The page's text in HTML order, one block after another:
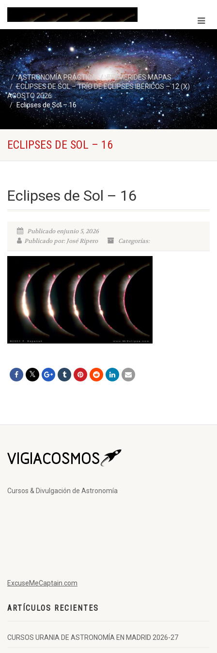
ASTRONOMÍA PRÁCTICA
EFEMERIDES MAPAS
ECLIPSES DE SOL – TRÍO DE ECLIPSES IBÉRICOS – 12 (X)
AGOSTO 2026
Eclipses de Sol – 16
ECLIPSES DE SOL – 16
Eclipses de Sol – 16
Publicado enjunio 5, 2026
Publicado por: José Ripero
Categorías:
Cursos & Divulgación de Astronomía
ExcuseMeCaptain.com
ARTÍCULOS RECIENTES
CURSOS URANIA DE ASTRONOMÍA EN MADRID 2026-27